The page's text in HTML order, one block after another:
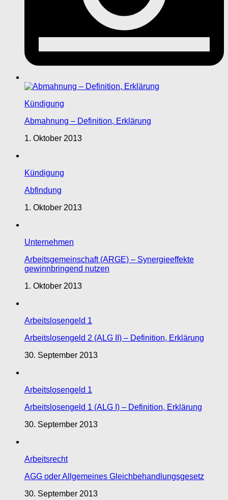
Kündigung
Abmahnung – Definition, Erklärung
1. Oktober 2013
Kündigung
Abfindung
1. Oktober 2013
Unternehmen
Arbeitsgemeinschaft (ARGE) – Synergieeffekte
gewinnbringend nutzen
1. Oktober 2013
Arbeitslosengeld 1
Arbeitslosengeld 2 (ALG II) – Definition, Erklärung
30. September 2013
Arbeitslosengeld 1
Arbeitslosengeld 1 (ALG I) – Definition, Erklärung
30. September 2013
Arbeitsrecht
AGG oder Allgemeines Gleichbehandlungsgesetz
30. September 2013